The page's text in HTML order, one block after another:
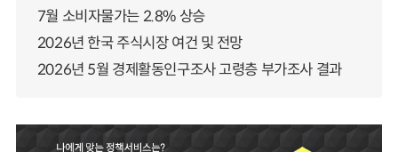
7월 소비자물가는 2.8% 상승
2026년 한국 주식시장 여건 및 전망
2026년 5월 경제활동인구조사 고령층 부가조사 결과